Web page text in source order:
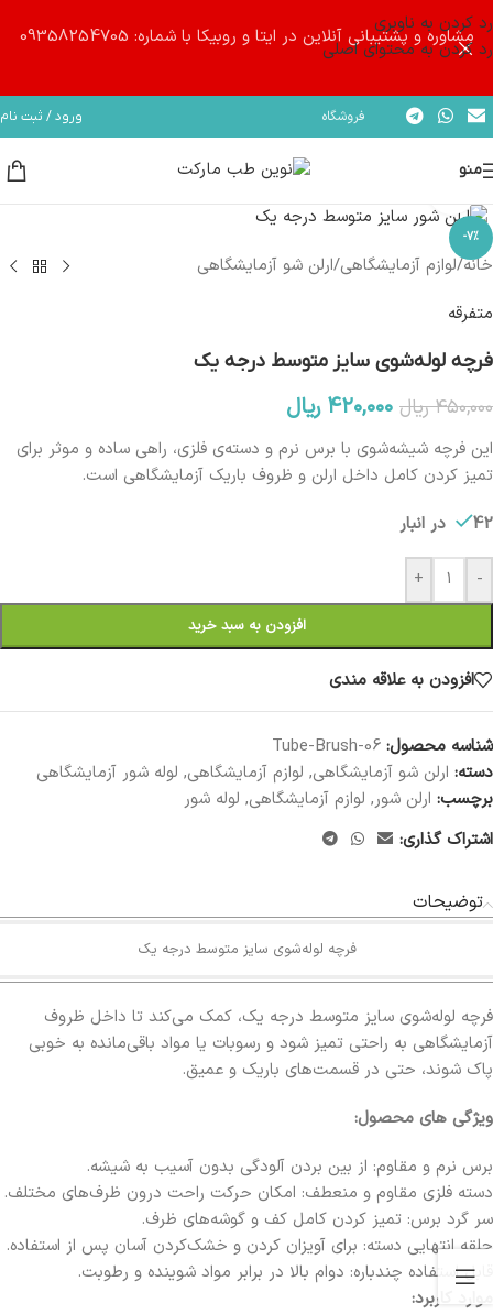
رد کردن به ناوبری
رد کردن به محتوای اصلی
مشاوره و پشتیبانی آنلاین در ایتا و روبیکا با شماره: 09358254705
فروشگاه ورود / ثبت نام
منو
-7%
خانه/لوازم آزمایشگاهی/ارلن شو آزمایشگاهی
متفرقه
فرچه لوله‌شوی سایز متوسط درجه یک
۴۵۰,۰۰۰ریال ۴۲۰,۰۰۰ ریال
این فرچه شیشه‌شوی با برس نرم و دسته‌ی فلزی، راهی ساده و موثر برای
تمیز کردن کامل داخل ارلن و ظروف باریک آزمایشگاهی است.
42 در انبار
-
+
افزودن به سبد خرید
افزودن به علاقه مندی
شناسه محصول: Tube-Brush-06
دسته: ارلن شو آزمایشگاهی, لوازم آزمایشگاهی, لوله شور آزمایشگاهی
برچسب: ارلن شور, لوازم آزمایشگاهی, لوله شور
اشتراک گذاری:
توضیحات
فرچه لوله‌شوی سایز متوسط درجه یک
فرچه لوله‌شوی سایز متوسط درجه یک، کمک می‌کند تا داخل ظروف
آزمایشگاهی به راحتی تمیز شود و رسوبات یا مواد باقی‌مانده به‌ خوبی
پاک شوند، حتی در قسمت‌های باریک و عمیق.
ویژگی های محصول:
برس نرم و مقاوم: از بین بردن آلودگی بدون آسیب به شیشه.
دسته فلزی مقاوم و منعطف: امکان حرکت راحت درون ظرف‌های مختلف.
سر گرد برس: تمیز کردن کامل کف و گوشه‌های ظرف.
حلقه انتهایی دسته: برای آویزان کردن و خشک‌کردن آسان پس از استفاده.
قابل استفاده چندباره: دوام بالا در برابر مواد شوینده و رطوبت.
موارد کاربرد: